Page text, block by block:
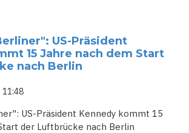
US-Präsident
15 Jahre nach dem Start
nach Berlin
11:48
US-Präsident Kennedy kommt 15
der Luftbrücke nach Berlin